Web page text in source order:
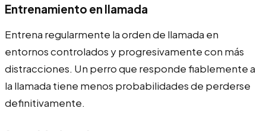
Entrenamiento en llamada
Entrena regularmente la orden de llamada en
entornos controlados y progresivamente con más
distracciones. Un perro que responde fiablemente a
la llamada tiene menos probabilidades de perderse
definitivamente.